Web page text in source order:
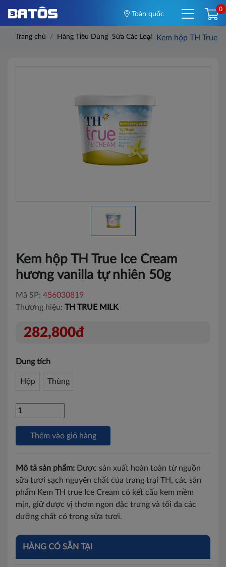
Toàn quốc
0
Trang chủ Hàng Tiêu Dùng Sữa Các Loại Kem hộp TH True
Kem hộp TH True Ice Cream
hương vanilla tự nhiên 50g
Mã SP: 456030819
Thương hiệu: TH TRUE MILK
282,800đ
Dung tích
Hộp Thùng
Thêm vào giỏ hàng
Mô tả sản phẩm: Được sản xuất hoàn toàn từ nguồn
sữa tươi sạch nguyên chất của trang trại TH, các sản
phẩm Kem TH true Ice Cream có kết cấu kem mềm
mịn, giữ được vị thơm ngon đặc trưng và tối đa các
dưỡng chất có trong sữa tươi.
HÀNG CÓ SẴN TẠI